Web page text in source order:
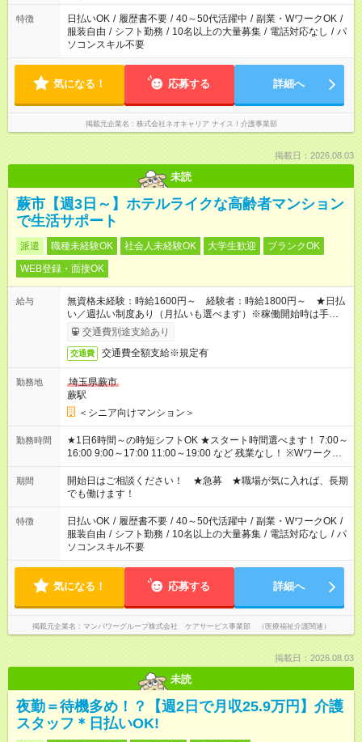
特徴 日払いOK / 履歴書不要 / 40～50代活躍中 / 副業・WワークOK /
服装自由 / シフト勤務 / 10名以上の大量募集 / 電話対応なし / パ
ソコンスキル不要
気になる！ 応募する 詳細へ
掲載元企業名 株式会社ネオキャリア ナイス！介護事業部
掲載日：2026.08.03
未読
蕨市【週3日～】ホテルライクな高齢者マンション
で生活サポート
派遣 職種未経験OK 社会人未経験OK 大学生歓迎
ブランクOK
WEB登録・面接OK
給与
無資格未経験：時給1600円～ 経験者：時給1800円～ ★日払
い／週払い制度あり（月払いも選べます）※稼働開始時は手続き
完了次第のお支払いとなります。
交通費別途支給あり
交通費 交通費全額支給※規定有
勤務地
埼玉県蕨市
蕨駅
＜シニア向けマンション＞
勤務時間
★1日6時間～の時短シフトOK ★スタート時間選べます！ 7:00～
16:00 9:00～17:00 11:00～19:00 など 残業なし！ ※Wワークの
場合、他のお仕事と合わせ週40時間超の就業はご案内できませ
ん ※法令に基づき、週20時間以上勤務は社会保険への加入対象
となります ※労働者派遣法（日雇い派遣の原則禁止）により、
短時間・短期間の就業はご案内が難しい場合があります
期間
開始日はご相談ください！ ★急募 ★職場が気に入れば、長期
でも働けます！
特徴 日払いOK / 履歴書不要 / 40～50代活躍中 / 副業・WワークOK /
服装自由 / シフト勤務 / 10名以上の大量募集 / 電話対応なし / パ
ソコンスキル不要
気になる！ 応募する 詳細へ
掲載元企業名 マンパワーグループ株式会社 ケアサービス事業部 （医療福祉介護関連）
掲載日：2026.08.03
未読
夜勤＝待機多め！？【週2日で月収25.9万円】介護
スタッフ＊日払いOK!